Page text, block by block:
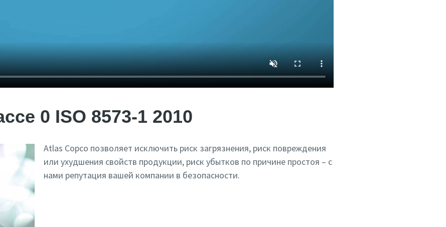
0 ISO 8573-1 2010
Atlas Copco позволяет исключить риск загрязнения, риск повреждения
или ухудшения свойств продукции, риск убытков по причине простоя – с
нами репутация вашей компании в безопасности.